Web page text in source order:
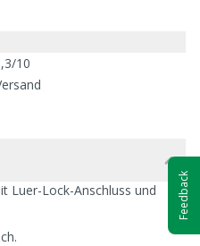
10
Luer-Lock-Anschluss und
Feedback